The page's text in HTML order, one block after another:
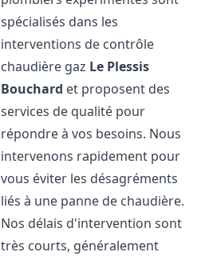
spécialisés dans les
interventions de contrôle
chaudière gaz Le Plessis
Bouchard et proposent des
services de qualité pour
répondre à vos besoins. Nous
intervenons rapidement pour
vous éviter les désagréments
liés à une panne de chaudière.
Nos délais d'intervention sont
très courts, généralement